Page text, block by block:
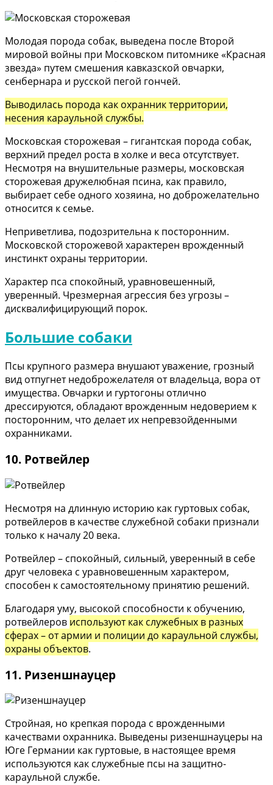
Молодая порода собак, выведена после Второй
мировой войны при Московском питомнике «Красная
звезда» путем смешения кавказской овчарки,
сенбернара и русской пегой гончей.
Выводилась порода как охранник территории,
несения караульной службы.
Московская сторожевая – гигантская порода собак,
верхний предел роста в холке и веса отсутствует.
Несмотря на внушительные размеры, московская
сторожевая дружелюбная псина, как правило,
выбирает себе одного хозяина, но доброжелательно
относится к семье.
Неприветлива, подозрительна к посторонним.
Московской сторожевой характерен врожденный
инстинкт охраны территории.
Характер пса спокойный, уравновешенный,
уверенный. Чрезмерная агрессия без угрозы –
дисквалифицирующий порок.
Большие собаки
Псы крупного размера внушают уважение, грозный
вид отпугнет недоброжелателя от владельца, вора от
имущества. Овчарки и гуртогоны отлично
дрессируются, обладают врожденным недоверием к
посторонним, что делает их непревзойденными
охранниками.
10. Ротвейлер
Несмотря на длинную историю как гуртовых собак,
ротвейлеров в качестве служебной собаки признали
только к началу 20 века.
Ротвейлер – спокойный, сильный, уверенный в себе
друг человека с уравновешенным характером,
способен к самостоятельному принятию решений.
Благодаря уму, высокой способности к обучению,
ротвейлеров используют как служебных в разных
сферах – от армии и полиции до караульной службы,
охраны объектов.
11. Ризеншнауцер
Стройная, но крепкая порода с врожденными
качествами охранника. Выведены ризеншнауцеры на
Юге Германии как гуртовые, в настоящее время
используются как служебные псы на защитно-
караульной службе.